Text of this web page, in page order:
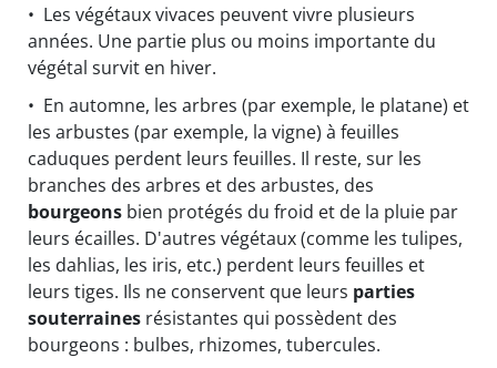
• Les végétaux vivaces peuvent vivre plusieurs
années. Une partie plus ou moins importante du
végétal survit en hiver.
• En automne, les arbres (par exemple, le platane) et
les arbustes (par exemple, la vigne) à feuilles
caduques perdent leurs feuilles. Il reste, sur les
branches des arbres et des arbustes, des
bourgeons bien protégés du froid et de la pluie par
leurs écailles. D'autres végétaux (comme les tulipes,
les dahlias, les iris, etc.) perdent leurs feuilles et
leurs tiges. Ils ne conservent que leurs parties
souterraines résistantes qui possèdent des
bourgeons : bulbes, rhizomes, tubercules.